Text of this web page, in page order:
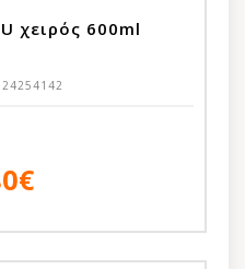
χειρός 600ml